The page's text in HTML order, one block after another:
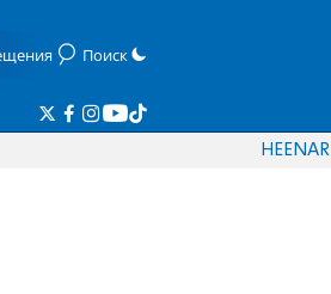
Поиск
HEENAR